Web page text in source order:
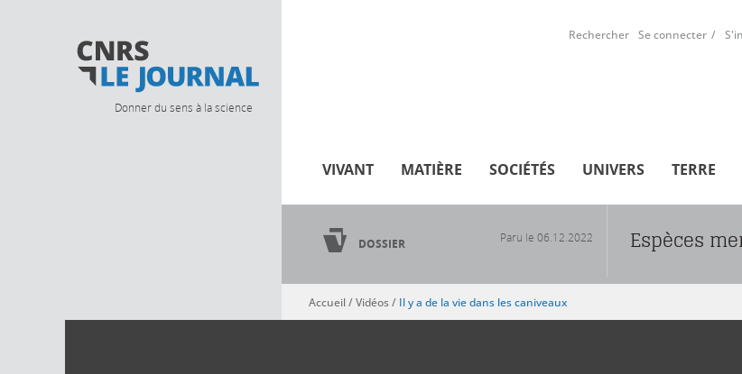
Donner du sens à la science
Rechercher Se connecter
VIVANT MATIÈRE SOCIÉTÉS UNIVERS TERRE
DOSSIER Paru le 06.12.2022 Espèces
Vous êtes ici
Accueil/Vidéos/ Il y a de la vie dans les caniveaux